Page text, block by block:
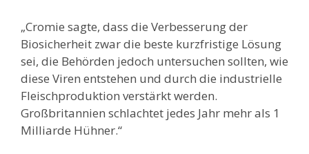
„Cromie sagte, dass die Verbesserung der
Biosicherheit zwar die beste kurzfristige Lösung
sei, die Behörden jedoch untersuchen sollten, wie
diese Viren entstehen und durch die industrielle
Fleischproduktion verstärkt werden.
Großbritannien schlachtet jedes Jahr mehr als 1
Milliarde Hühner.“